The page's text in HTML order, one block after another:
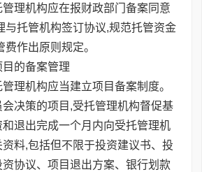
机构应在报财政部门备案同意
与托管机构签订协议,规范托管资金
作出原则规定。
的备案管理
机构应当建立项目备案制度。
决策的项目,受托管理机构督促基
退出完成一个月内向受托管理机
料,包括但不限于投资建议书、投
协议、项目退出方案、银行划款